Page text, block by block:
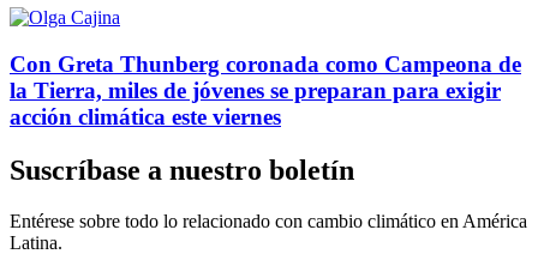
Con Greta Thunberg coronada como Campeona de
la Tierra, miles de jóvenes se preparan para exigir
acción climática este viernes
Suscríbase a nuestro boletín
Entérese sobre todo lo relacionado con cambio climático en América
Latina.